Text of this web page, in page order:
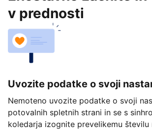
v prednosti
Uvozite podatke o svoji
Nemoteno uvozite podatke o svoji
potovalnih spletnih strani in se s
koledarja izognite prevelikemu številu